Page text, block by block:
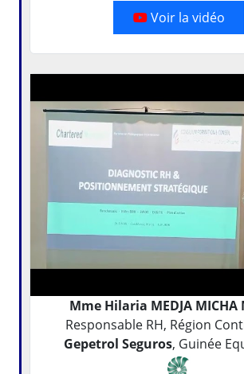
Voir la vidéo
Mme Hilaria MEDJA MICHA
Responsable RH, Région
Gepetrol Seguros, Guinée